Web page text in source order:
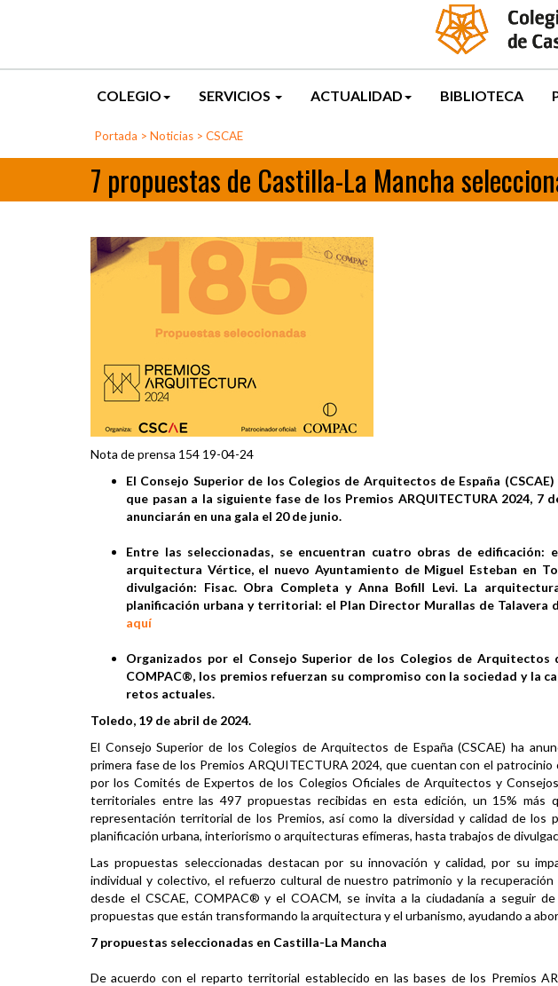
COLEGIO SERVICIOS ACTUALIDAD BIBLIOTECA
Portada > Noticias > CSCAE
7 propuestas de Castilla-La Mancha
Nota de prensa 154 19-04-24
El Consejo Superior de los Colegios de Arquitectos de España
que pasan a la siguiente fase de los Premios ARQUITECTURA 2024, 7
anunciarán en una gala el 20 de junio.
Entre las seleccionadas, se encuentran cuatro obras de
arquitectura Vértice, el nuevo Ayuntamiento de Miguel Esteban en
divulgación: Fisac. Obra Completa y Anna Bofill Levi. La
planificación urbana y territorial: el Plan Director Murallas de Talavera
aquí
Organizados por el Consejo Superior de los Colegios de Arquitectos
COMPAC®, los premios refuerzan su compromiso con la sociedad y la
retos actuales.
Toledo, 19 de abril de 2024.
El Consejo Superior de los Colegios de Arquitectos de España (CSCAE) ha
primera fase de los Premios ARQUITECTURA 2024, que cuentan con el
por los Comités de Expertos de los Colegios Oficiales de Arquitectos y
territoriales entre las 497 propuestas recibidas en esta edición, un 15% más
representación territorial de los Premios, así como la diversidad y calidad de los
planificación urbana, interiorismo o arquitecturas efímeras, hasta trabajos de
Las propuestas seleccionadas destacan por su innovación y calidad, por su
individual y colectivo, el refuerzo cultural de nuestro patrimonio y la
desde el CSCAE, COMPAC® y el COACM, se invita a la ciudadanía a seguir
propuestas que están transformando la arquitectura y el urbanismo, ayudando a
7 propuestas seleccionadas en Castilla-La Mancha
De acuerdo con el reparto territorial establecido en las bases de los Premios